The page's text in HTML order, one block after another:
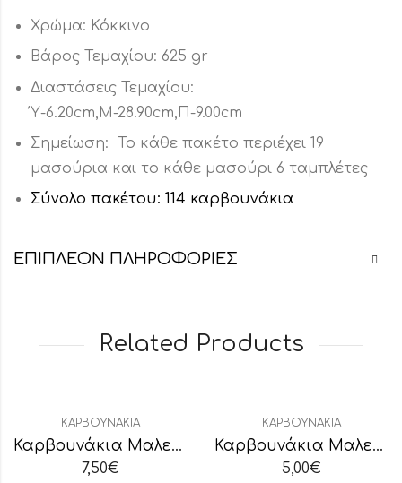
Χρώμα: Κόκκινο
Βάρος Τεμαχίου: 625 gr
Διαστάσεις Τεμαχίου:
Ύ-6.20cm,Μ-28.90cm,Π-9.00cm
Σημείωση: Το κάθε πακέτο περιέχει 19
μασούρια και το κάθε μασούρι 6 ταμπλέτες
Σύνολο πακέτου: 114 καρβουνάκια
ΕΠΙΠΛΈΟΝ ΠΛΗΡΟΦΟΡΊΕΣ
Related Products
ΚΑΡΒΟΥΝΆΚΙΑ
Καρβουνάκια Μαλεβίτης μπλε 35mm (άκαπνα)
7,50€
ΚΑΡΒΟΥΝΆΚΙΑ
Καρβουνάκια Μαλεβίτης Κόκκινα (άκαπνα)
5,00€